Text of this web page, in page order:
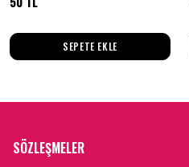
SEPETE EKLE
SÖZLEŞMELER